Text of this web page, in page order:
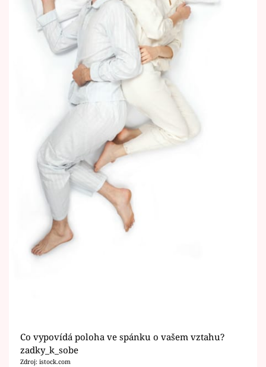
Co vypovídá poloha ve spánku o vašem vztahu?
zadky_k_sobe
Zdroj: istock.com